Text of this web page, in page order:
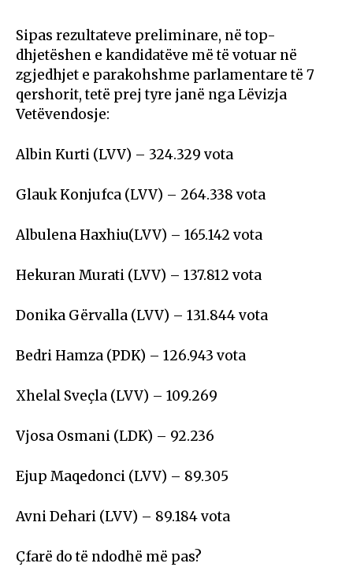
Sipas rezultateve preliminare, në top-
dhjetëshen e kandidatëve më të votuar në
zgjedhjet e parakohshme parlamentare të 7
qershorit, tetë prej tyre janë nga Lëvizja
Vetëvendosje:
Albin Kurti (LVV) – 324.329 vota
Glauk Konjufca (LVV) – 264.338 vota
Albulena Haxhiu(LVV) – 165.142 vota
Hekuran Murati (LVV) – 137.812 vota
Donika Gërvalla (LVV) – 131.844 vota
Bedri Hamza (PDK) – 126.943 vota
Xhelal Sveçla (LVV) – 109.269
Vjosa Osmani (LDK) – 92.236
Ejup Maqedonci (LVV) – 89.305
Avni Dehari (LVV) – 89.184 vota
Çfarë do të ndodhë më pas?